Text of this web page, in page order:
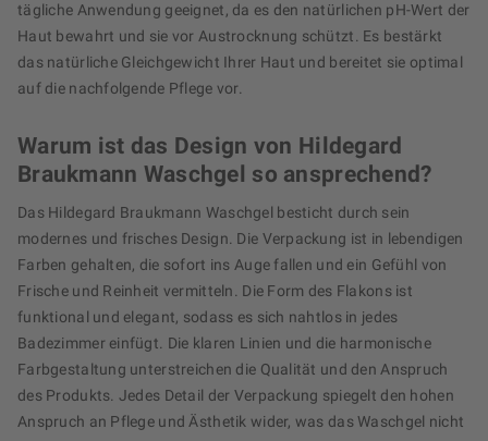
tägliche Anwendung geeignet, da es den natürlichen pH-Wert der
Haut bewahrt und sie vor Austrocknung schützt. Es bestärkt
das natürliche Gleichgewicht Ihrer Haut und bereitet sie optimal
auf die nachfolgende Pflege vor.
Warum ist das Design von Hildegard
Braukmann Waschgel so ansprechend?
Das Hildegard Braukmann Waschgel besticht durch sein
modernes und frisches Design. Die Verpackung ist in lebendigen
Farben gehalten, die sofort ins Auge fallen und ein Gefühl von
Frische und Reinheit vermitteln. Die Form des Flakons ist
funktional und elegant, sodass es sich nahtlos in jedes
Badezimmer einfügt. Die klaren Linien und die harmonische
Farbgestaltung unterstreichen die Qualität und den Anspruch
des Produkts. Jedes Detail der Verpackung spiegelt den hohen
Anspruch an Pflege und Ästhetik wider, was das Waschgel nicht